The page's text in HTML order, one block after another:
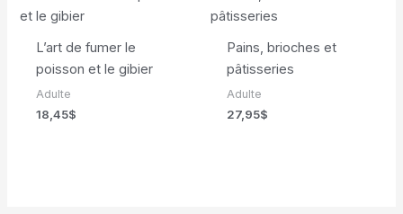
L’art de fumer le
poisson et le gibier
Adulte
18,45$
Pains, brioches et
pâtisseries
Adulte
27,95$